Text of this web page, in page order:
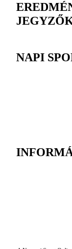
NAPI